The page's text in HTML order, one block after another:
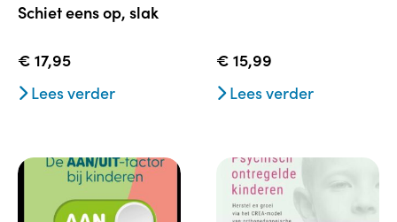
schiet eens op, slak
€ 17,95
Lees verder
€ 15,99
Lees verder